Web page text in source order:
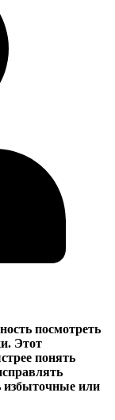
посмотреть
Этот
понять
избыточные или